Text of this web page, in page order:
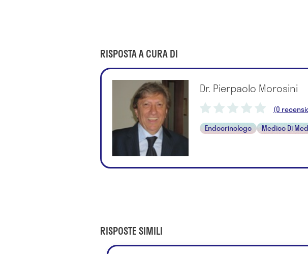
RISPOSTA A CURA DI
Dr. Pierpaolo Morosini
(0
Endocrinologo
Medico Di
RISPOSTE SIMILI